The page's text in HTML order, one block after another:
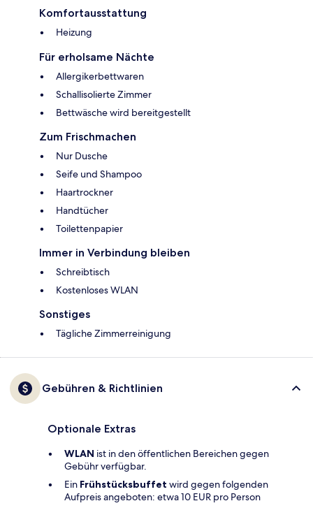
Komfortausstattung
Heizung
Für erholsame Nächte
Allergikerbettwaren
Schallisolierte Zimmer
Bettwäsche wird bereitgestellt
Zum Frischmachen
Nur Dusche
Seife und Shampoo
Haartrockner
Handtücher
Toilettenpapier
Immer in Verbindung bleiben
Schreibtisch
Kostenloses WLAN
Sonstiges
Tägliche Zimmerreinigung
Gebühren & Richtlinien
Optionale Extras
WLAN ist in den öffentlichen Bereichen gegen
Gebühr verfügbar.
Ein Frühstücksbuffet wird gegen folgenden
Aufpreis angeboten: etwa 10 EUR pro Person